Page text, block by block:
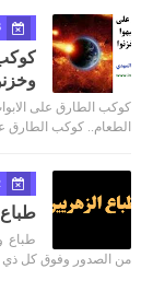
كوكب
كوكب الطارق على
الطعام.. كوكب الطارق
طباع
من الصدور وفوق كل ذي